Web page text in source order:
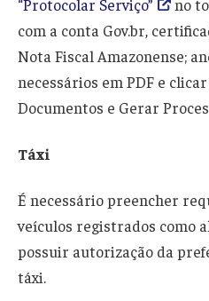
“Protocolar Serviço”
no
com a conta Gov.br,
Nota Fiscal Amazonense;
necessários em PDF e
Documentos e Gerar
Táxi
É necessário preencher
veículos registrados como
possuir autorização da
táxi.